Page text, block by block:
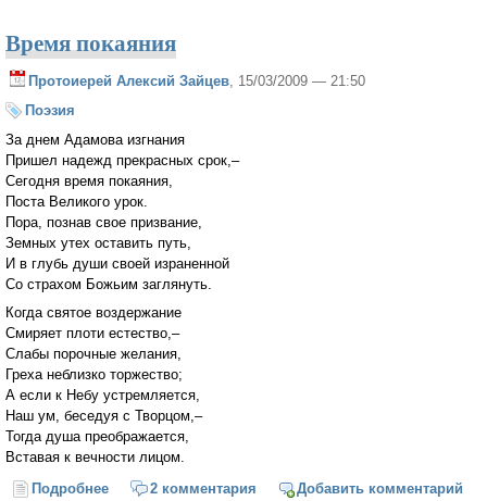
Время покаяния
Протоиерей Алексий Зайцев, 15/03/2009 — 21:50
Поэзия
За днем Адамова изгнания
Пришел надежд прекрасных срок,–
Сегодня время покаяния,
Поста Великого урок.
Пора, познав свое призвание,
Земных утех оставить путь,
И в глубь души своей израненной
Со страхом Божьим заглянуть.
Когда святое воздержание
Смиряет плоти естество,–
Слабы порочные желания,
Греха неблизко торжество;
А если к Небу устремляется,
Наш ум, беседуя с Творцом,–
Тогда душа преображается,
Вставая к вечности лицом.
Подробнее о Время покаяния
2 комментария Добавить комментарий